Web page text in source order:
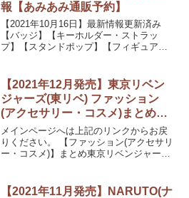
報【あみあみ通販予約】
【2021年10月16日】最新情報更新済み
【バッジ】【キーホルダー・ストラッ
プ】【スタンドポップ】【フィギュア・
ンドー発売日：2021/11/未定16%OFF 4...
【2021年12月発売】東京リベン
ジャーズ(東リベ) ファッション
(アクセサリー・コスメ)まとめ
10【アニメイト通販予約】
メインページへは上記のリンクからお戻
りください。 【ファッション(アクセサリ
ー・コスメ)】まとめ東京リベンジャーズ
売日：2021/12/中旬 発売予定11...
【2021年11月発売】NARUTO(ナ